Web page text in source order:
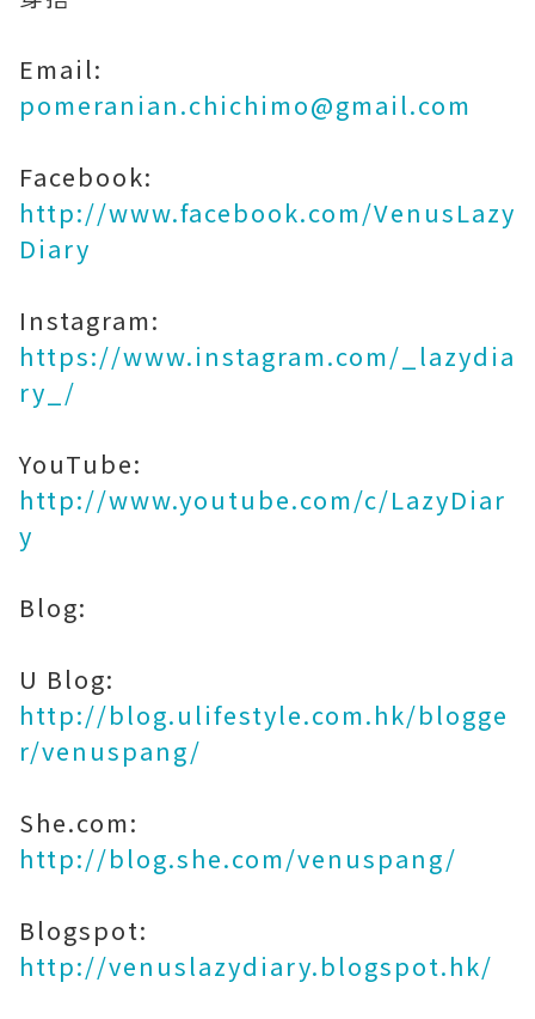
Email:
pomeranian.chichimo@gmail.com
Facebook:
http://www.facebook.com/VenusLazy
Diary
Instagram:
https://www.instagram.com/_lazydia
ry_/
YouTube:
http://www.youtube.com/c/LazyDiar
y
Blog:
U Blog:
http://blog.ulifestyle.com.hk/blogge
r/venuspang/
She.com:
http://blog.she.com/venuspang/
Blogspot:
http://venuslazydiary.blogspot.hk/